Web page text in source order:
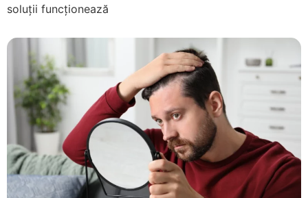
soluții funcționează